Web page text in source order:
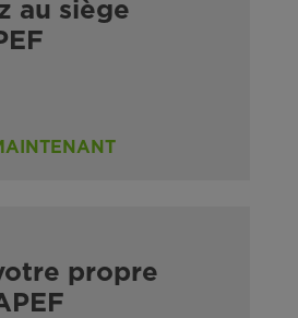
au siège
propre